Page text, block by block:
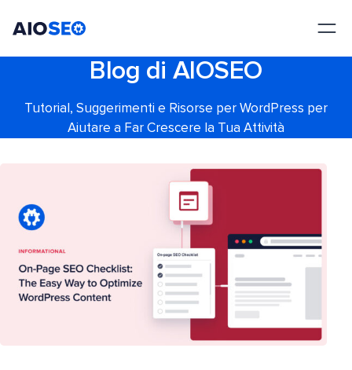
Blog di AIOSEO
Tutorial, Suggerimenti e Risorse per WordPress per
Aiutare a Far Crescere la Tua Attività